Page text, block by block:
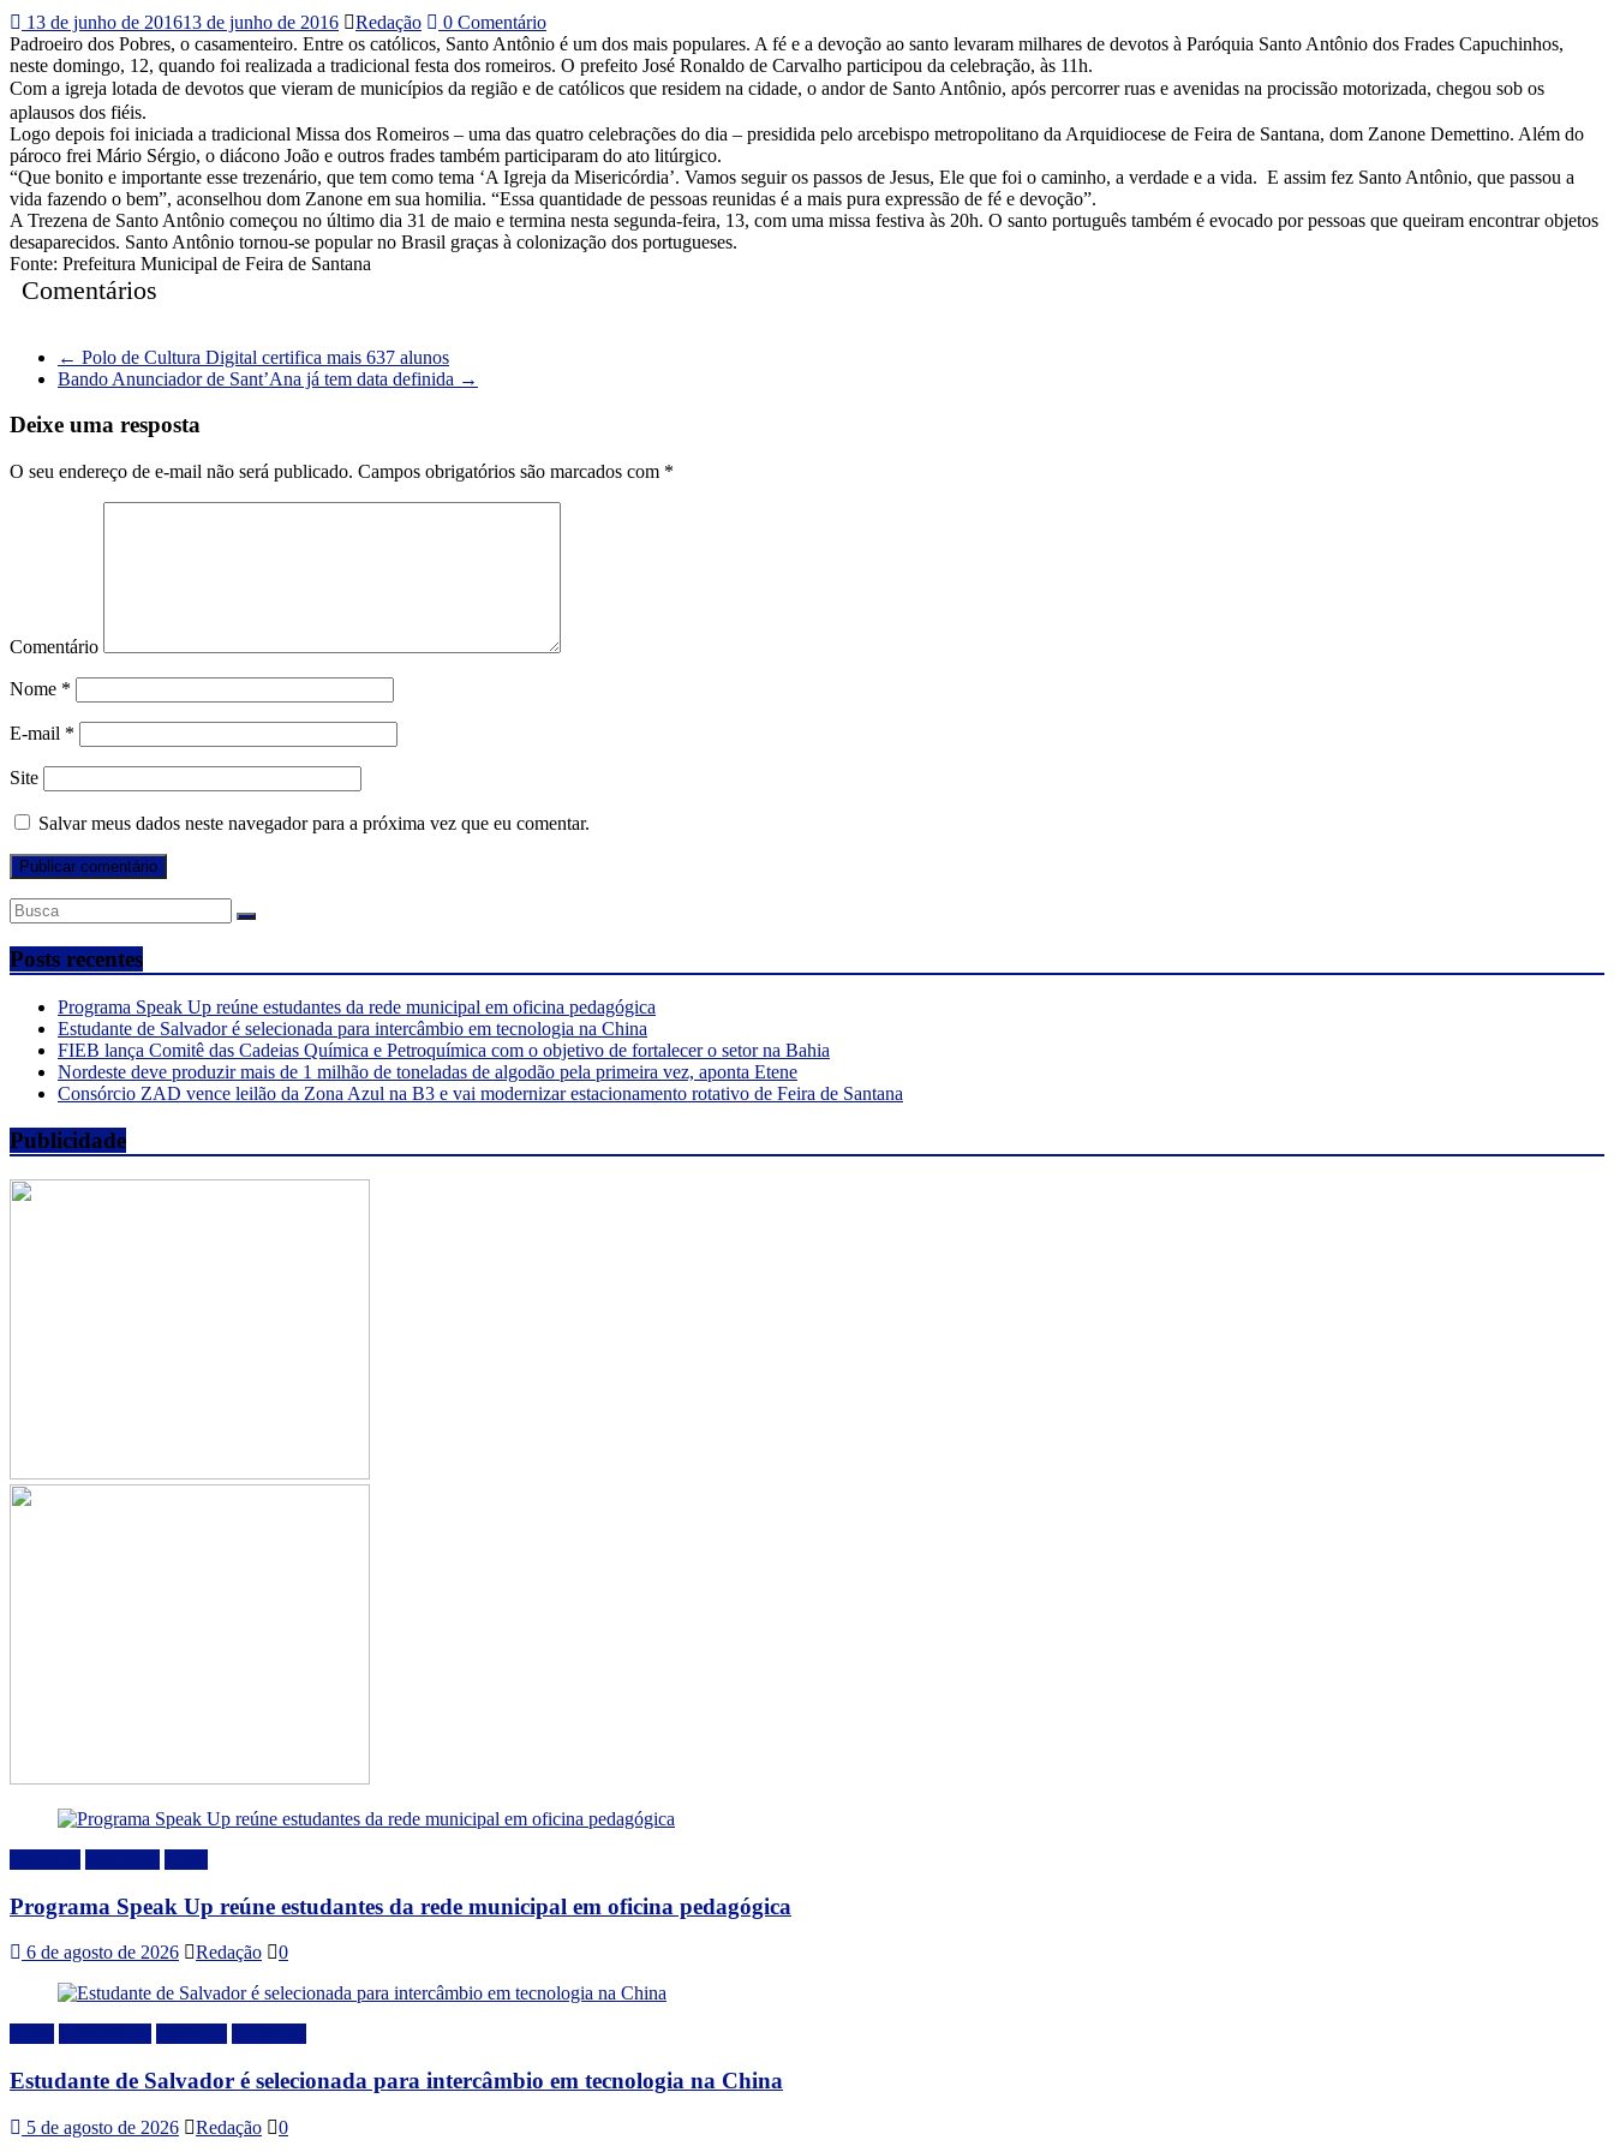
13 de junho de 201613 de junho de 2016 Redação
0 Comentário
Padroeiro dos Pobres, o casamenteiro. Entre os católicos, Santo Antônio é um dos mais populares. A fé e a devoção ao santo levaram milhares de devotos à Paróquia Santo Antônio dos Frades Capuchinhos,
neste domingo, 12, quando foi realizada a tradicional festa dos romeiros. O prefeito José Ronaldo de Carvalho participou da celebração, às 11h.
Com a igreja lotada de devotos que vieram de municípios da região e de católicos que residem na cidade, o andor de Santo Antônio, após percorrer ruas e avenidas na procissão motorizada, chegou sob os
aplausos dos fiéis.
Logo depois foi iniciada a tradicional Missa dos Romeiros – uma das quatro celebrações do dia – presidida pelo arcebispo metropolitano da Arquidiocese de Feira de Santana, dom Zanone Demettino. Além do
pároco frei Mário Sérgio, o diácono João e outros frades também participaram do ato litúrgico.
“Que bonito e importante esse trezenário, que tem como tema ‘A Igreja da Misericórdia’. Vamos seguir os passos de Jesus, Ele que foi o caminho, a verdade e a vida. E assim fez Santo Antônio, que passou a
vida fazendo o bem”, aconselhou dom Zanone em sua homilia. “Essa quantidade de pessoas reunidas é a mais pura expressão de fé e devoção”.
A Trezena de Santo Antônio começou no último dia 31 de maio e termina nesta segunda-feira, 13, com uma missa festiva às 20h. O santo português também é evocado por pessoas que queiram encontrar objetos
desaparecidos. Santo Antônio tornou-se popular no Brasil graças à colonização dos portugueses.
Fonte: Prefeitura Municipal de Feira de Santana
Comentários
← Polo de Cultura Digital certifica mais 637 alunos
Bando Anunciador de Sant’Ana já tem data definida →
Deixe uma resposta
O seu endereço de e-mail não será publicado. Campos obrigatórios são marcados com *
Comentário
Nome *
E-mail *
Site
Salvar meus dados neste navegador para a próxima vez que eu comentar.
Posts recentes
Programa Speak Up reúne estudantes da rede municipal em oficina pedagógica
Estudante de Salvador é selecionada para intercâmbio em tecnologia na China
FIEB lança Comitê das Cadeias Química e Petroquímica com o objetivo de fortalecer o setor na Bahia
Nordeste deve produzir mais de 1 milhão de toneladas de algodão pela primeira vez, aponta Etene
Consórcio ZAD vence leilão da Zona Azul na B3 e vai modernizar estacionamento rotativo de Feira de Santana
Publicidade
Programa Speak Up reúne estudantes da rede municipal em oficina pedagógica
6 de agosto de 2026 Redação 0
Estudante de Salvador é selecionada para intercâmbio em tecnologia na China
5 de agosto de 2026 Redação 0